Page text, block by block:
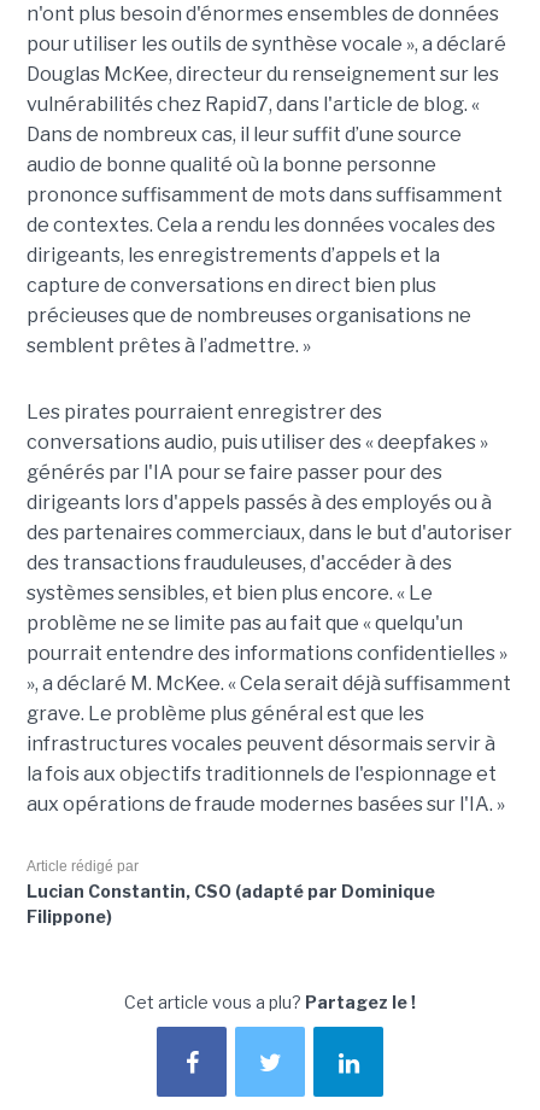
n'ont plus besoin d'énormes ensembles de données
pour utiliser les outils de synthèse vocale », a déclaré
Douglas McKee, directeur du renseignement sur les
vulnérabilités chez Rapid7, dans l'article de blog. «
Dans de nombreux cas, il leur suffit d’une source
audio de bonne qualité où la bonne personne
prononce suffisamment de mots dans suffisamment
de contextes. Cela a rendu les données vocales des
dirigeants, les enregistrements d’appels et la
capture de conversations en direct bien plus
précieuses que de nombreuses organisations ne
semblent prêtes à l’admettre. »
Les pirates pourraient enregistrer des
conversations audio, puis utiliser des « deepfakes »
générés par l'IA pour se faire passer pour des
dirigeants lors d'appels passés à des employés ou à
des partenaires commerciaux, dans le but d'autoriser
des transactions frauduleuses, d'accéder à des
systèmes sensibles, et bien plus encore. « Le
problème ne se limite pas au fait que « quelqu'un
pourrait entendre des informations confidentielles »
», a déclaré M. McKee. « Cela serait déjà suffisamment
grave. Le problème plus général est que les
infrastructures vocales peuvent désormais servir à
la fois aux objectifs traditionnels de l'espionnage et
aux opérations de fraude modernes basées sur l'IA. »
Article rédigé par
Lucian Constantin, CSO (adapté par Dominique
Filippone)
Cet article vous a plu? Partagez le !